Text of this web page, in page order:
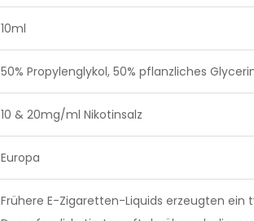
10ml
50% Propylenglykol, 50% pflanzliches
10 & 20mg/ml Nikotinsalz
Europa
Frühere E-Zigaretten-Liquids erzeugten ein